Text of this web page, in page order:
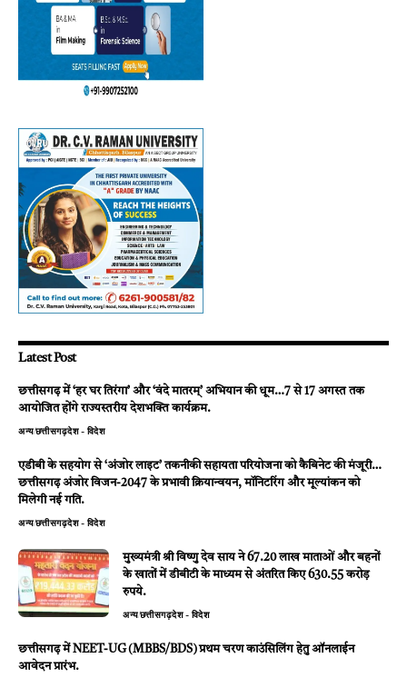
Latest Post
छत्तीसगढ़ में ‘हर घर तिरंगा’ और ‘वंदे मातरम्’ अभियान की धूम…7 से 17 अगस्त तक
आयोजित होंगे राज्यस्तरीय देशभक्ति कार्यक्रम.
अन्यछत्तीसगढ़देश - विदेश
एडीबी के सहयोग से ‘अंजोर लाइट’ तकनीकी सहायता परियोजना को कैबिनेट की मंजूरी…
छत्तीसगढ़ अंजोर विजन-2047 के प्रभावी क्रियान्वयन, मॉनिटरिंग और मूल्यांकन को
मिलेगी नई गति.
अन्यछत्तीसगढ़देश - विदेश
मुख्यमंत्री श्री विष्णु देव साय ने 67.20 लाख माताओं और बहनों
के खातों में डीबीटी के माध्यम से अंतरित किए 630.55 करोड़
रुपये.
अन्यछत्तीसगढ़देश - विदेश
छत्तीसगढ़ में NEET-UG (MBBS/BDS) प्रथम चरण काउंसिलिंग हेतु ऑनलाईन
आवेदन प्रारंभ.